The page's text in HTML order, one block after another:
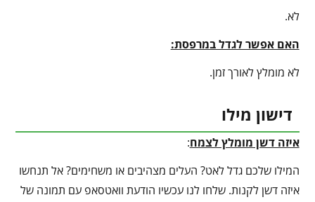
לא.
האם אפשר לגדל במרפסת:
לא מומלץ לאורך זמן.
דישון מילו
איזה דשן מומלץ לצמח:
המילו שלכם גדל לאט? העלים מצהיבים או משחימים? אל תנחשו
איזה דשן לקנות. שלחו לנו עכשיו הודעת וואטסאפ עם תמונה של